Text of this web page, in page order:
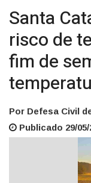
Santa
risco de
fim de
Por Defesa Civil
Publicado 29/05/